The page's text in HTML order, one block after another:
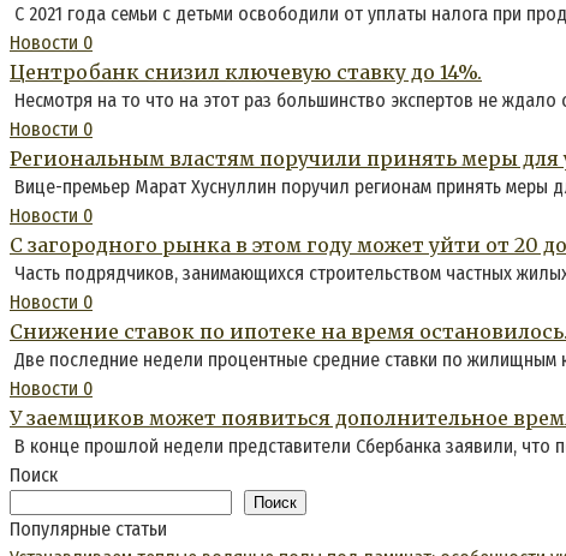
С 2021 года семьи с детьми освободили от уплаты налога при
Новости 0
Центробанк снизил ключевую ставку до 14%.
Несмотря на то что на этот раз большинство экспертов не ждало
Новости 0
Региональным властям поручили принять меры для
Вице-премьер Марат Хуснуллин поручил регионам принять меры
Новости 0
С загородного рынка в этом году может уйти от 20
Часть подрядчиков, занимающихся строительством частных
Новости 0
Снижение ставок по ипотеке на время остановилось.
Две последние недели процентные средние ставки по жилищным
Новости 0
У заемщиков может появиться дополнительное
В конце прошлой недели представители Сбербанка заявили, что
Поиск
Поиск
Популярные статьи